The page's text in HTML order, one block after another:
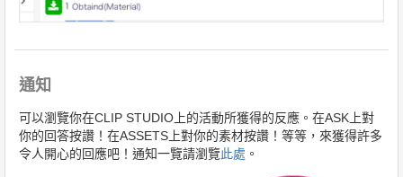
通知
可以瀏覽你在CLIP STUDIO上的活動所獲得的反應。在ASK上對
你的回答按讚！在ASSETS上對你的素材按讚！等等，來獲得許多
令人開心的回應吧！通知一覽請瀏覽此處 。